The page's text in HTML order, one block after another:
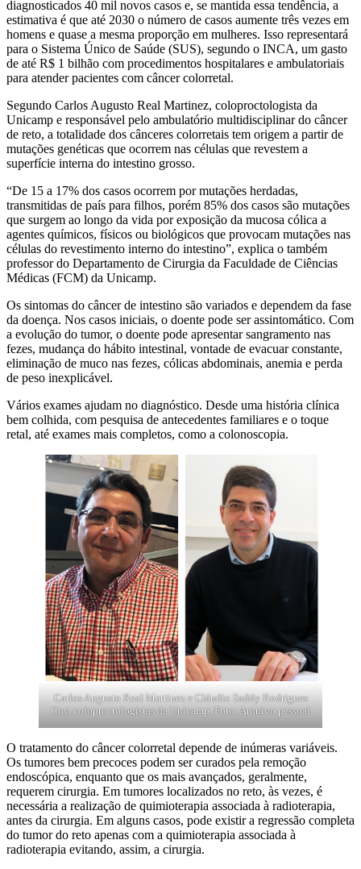
diagnosticados 40 mil novos casos e, se mantida essa tendência, a
estimativa é que até 2030 o número de casos aumente três vezes em
homens e quase a mesma proporção em mulheres. Isso representará
para o Sistema Único de Saúde (SUS), segundo o INCA, um gasto
de até R$ 1 bilhão com procedimentos hospitalares e ambulatoriais
para atender pacientes com câncer colorretal.
Segundo Carlos Augusto Real Martinez, coloproctologista da
Unicamp e responsável pelo ambulatório multidisciplinar do câncer
de reto, a totalidade dos cânceres colorretais tem origem a partir de
mutações genéticas que ocorrem nas células que revestem a
superfície interna do intestino grosso.
“De 15 a 17% dos casos ocorrem por mutações herdadas,
transmitidas de país para filhos, porém 85% dos casos são mutações
que surgem ao longo da vida por exposição da mucosa cólica a
agentes químicos, físicos ou biológicos que provocam mutações nas
células do revestimento interno do intestino”, explica o também
professor do Departamento de Cirurgia da Faculdade de Ciências
Médicas (FCM) da Unicamp.
Os sintomas do câncer de intestino são variados e dependem da fase
da doença. Nos casos iniciais, o doente pode ser assintomático. Com
a evolução do tumor, o doente pode apresentar sangramento nas
fezes, mudança do hábito intestinal, vontade de evacuar constante,
eliminação de muco nas fezes, cólicas abdominais, anemia e perda
de peso inexplicável.
Vários exames ajudam no diagnóstico. Desde uma história clínica
bem colhida, com pesquisa de antecedentes familiares e o toque
retal, até exames mais completos, como a colonoscopia.
Carlos Augusto Real Martinez e Cláudio Saddy Rodrigues
Coy, coloproctologistas da Unicamp. Foto: Arquivo pessoal
O tratamento do câncer colorretal depende de inúmeras variáveis.
Os tumores bem precoces podem ser curados pela remoção
endoscópica, enquanto que os mais avançados, geralmente,
requerem cirurgia. Em tumores localizados no reto, às vezes, é
necessária a realização de quimioterapia associada à radioterapia,
antes da cirurgia. Em alguns casos, pode existir a regressão completa
do tumor do reto apenas com a quimioterapia associada à
radioterapia evitando, assim, a cirurgia.